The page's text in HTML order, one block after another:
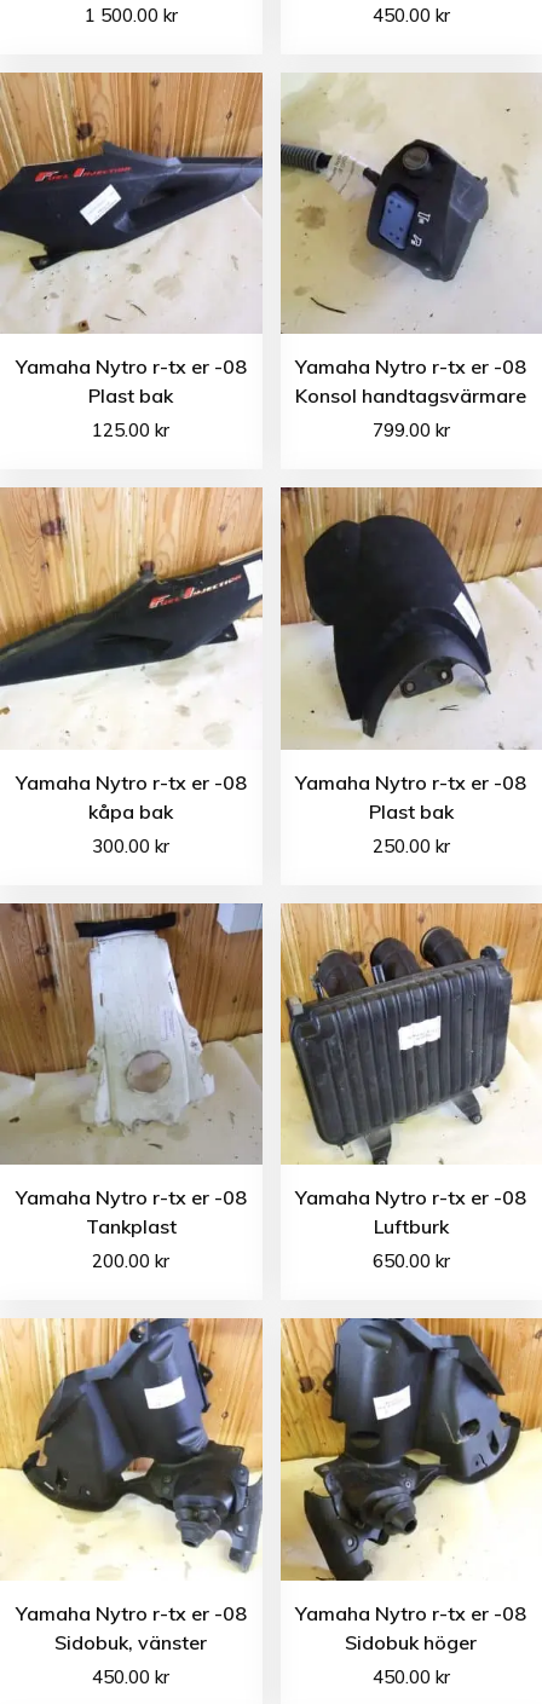
1 500.00 kr 450.00 kr
Yamaha Nytro r-tx er -08
Plast bak
125.00kr
Yamaha Nytro r-tx er -08
Konsol handtagsvärmare
799.00 kr
Yamaha Nytro r-tx er -08
kåpa bak
300.00kr
Yamaha Nytro r-tx er -08
Plast bak
250.00 kr
Yamaha Nytro r-tx er -08
Tankplast
200.00kr
Yamaha Nytro r-tx er -08
Luftburk
650.00 kr
Yamaha Nytro r-tx er -08
Sidobuk, vänster
450.00kr
Yamaha Nytro r-tx er -08
Sidobuk höger
450.00 kr